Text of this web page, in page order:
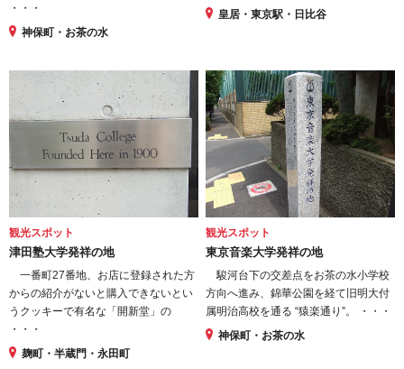
・・・
神保町・お茶の水
皇居・東京駅・日比谷
観光スポット
津田塾大学発祥の地
一番町27番地、お店に登録された方
からの紹介がないと購入できないとい
うクッキーで有名な「開新堂」の
・・・
麹町・半蔵門・永田町
観光スポット
東京音楽大学発祥の地
駿河台下の交差点をお茶の水小学校
方向へ進み、錦華公園を経て旧明大付
属明治高校を通る “猿楽通り”。 ・・・
神保町・お茶の水